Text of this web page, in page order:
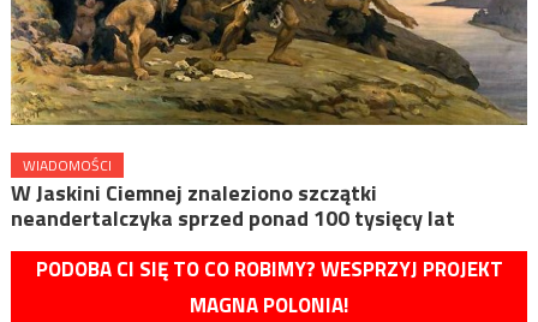
WIADOMOŚCI
W Jaskini Ciemnej znaleziono szczątki
neandertalczyka sprzed ponad 100 tysięcy lat
PODOBA CI SIĘ TO CO ROBIMY? WESPRZYJ PROJEKT
MAGNA POLONIA!